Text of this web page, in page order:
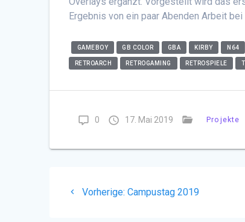
Ergebnis von ein paar Abenden Arbeit
GAMEBOY GB COLOR GBA KIRBY N64
RETROARCH RETROGAMING RETROSPIELE
0 17. Mai 2019 Projekte
Vorherige: Vorheriger
Campustag 2019